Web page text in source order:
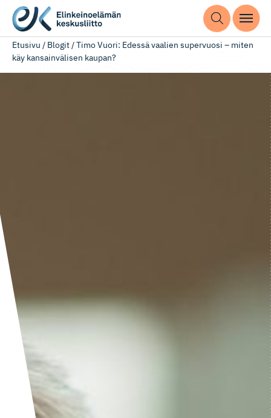
Etusivu / Blogit/Timo Vuori: Edessä vaalien supervuosi – miten
käy kansainvälisen kaupan?